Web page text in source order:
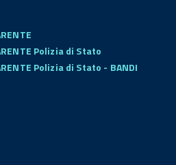
Polizia di Stato
Polizia di Stato - BANDI